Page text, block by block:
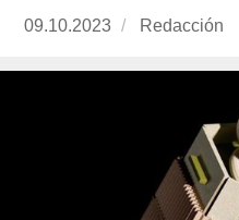
Publicado
09.10.2023 https://
Redacción